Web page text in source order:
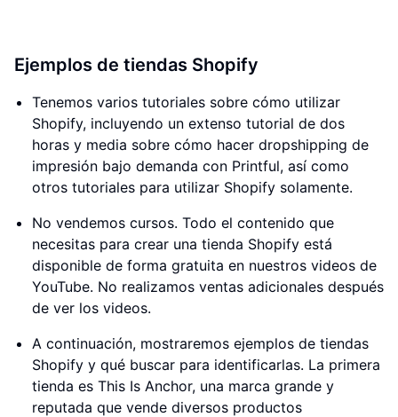
Ejemplos de tiendas Shopify
Tenemos varios tutoriales sobre cómo utilizar
Shopify, incluyendo un extenso tutorial de dos
horas y media sobre cómo hacer dropshipping de
impresión bajo demanda con Printful, así como
otros tutoriales para utilizar Shopify solamente.
No vendemos cursos. Todo el contenido que
necesitas para crear una tienda Shopify está
disponible de forma gratuita en nuestros videos de
YouTube. No realizamos ventas adicionales después
de ver los videos.
A continuación, mostraremos ejemplos de tiendas
Shopify y qué buscar para identificarlas. La primera
tienda es This Is Anchor, una marca grande y
reputada que vende diversos productos